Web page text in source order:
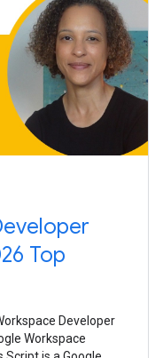
Top
Developer
Workspace